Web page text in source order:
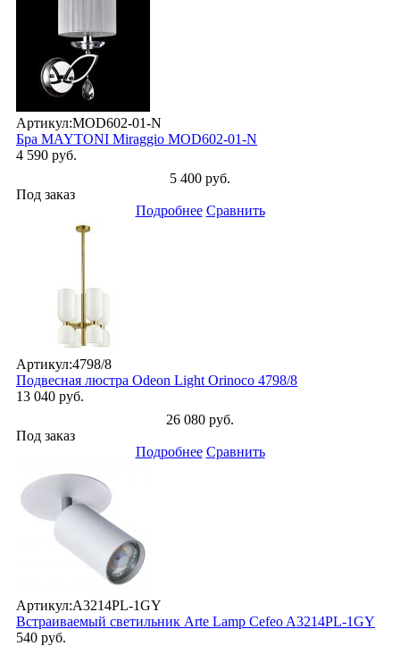
Артикул:MOD602-01-N
Бра MAYTONI Miraggio MOD602-01-N
4 590 руб.
5 400 руб.
Под заказ
Подробнее Сравнить
Артикул:4798/8
Подвесная люстра Odeon Light Orinoco 4798/8
13 040 руб.
26 080 руб.
Под заказ
Подробнее Сравнить
Артикул:A3214PL-1GY
Встраиваемый светильник Arte Lamp Cefeo A3214PL-1GY
540 руб.